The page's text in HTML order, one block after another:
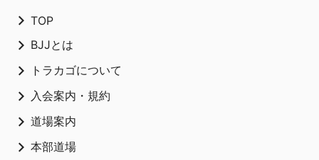
TOP
BJJとは
トラカゴについて
入会案内・規約
道場案内
本部道場